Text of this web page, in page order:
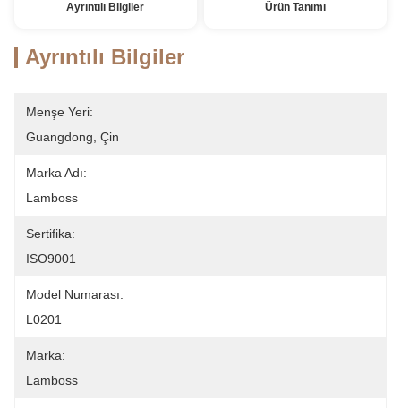
Ayrıntılı Bilgiler Ürün Tanımı
Ayrıntılı Bilgiler
Menşe Yeri:
Guangdong, Çin
Marka Adı:
Lamboss
Sertifika:
ISO9001
Model Numarası:
L0201
Marka:
Lamboss